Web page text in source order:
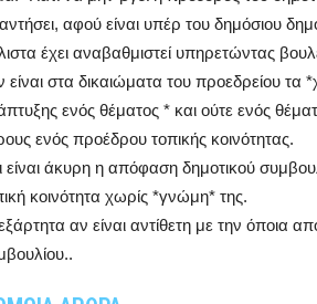
αφού είναι υπέρ του δημόσιου
έχει αναβαθμιστεί υπηρετώντας
είναι στα δικαιώματα του προεδρείου τα
ενός θέματος * και ούτε ενός
ενός προέδρου τοπικής κοινότητας.
είναι άκυρη η απόφαση δημοτικού
κοινότητα χωρίς *γνώμη* της.
αν είναι αντίθετη με την όποια